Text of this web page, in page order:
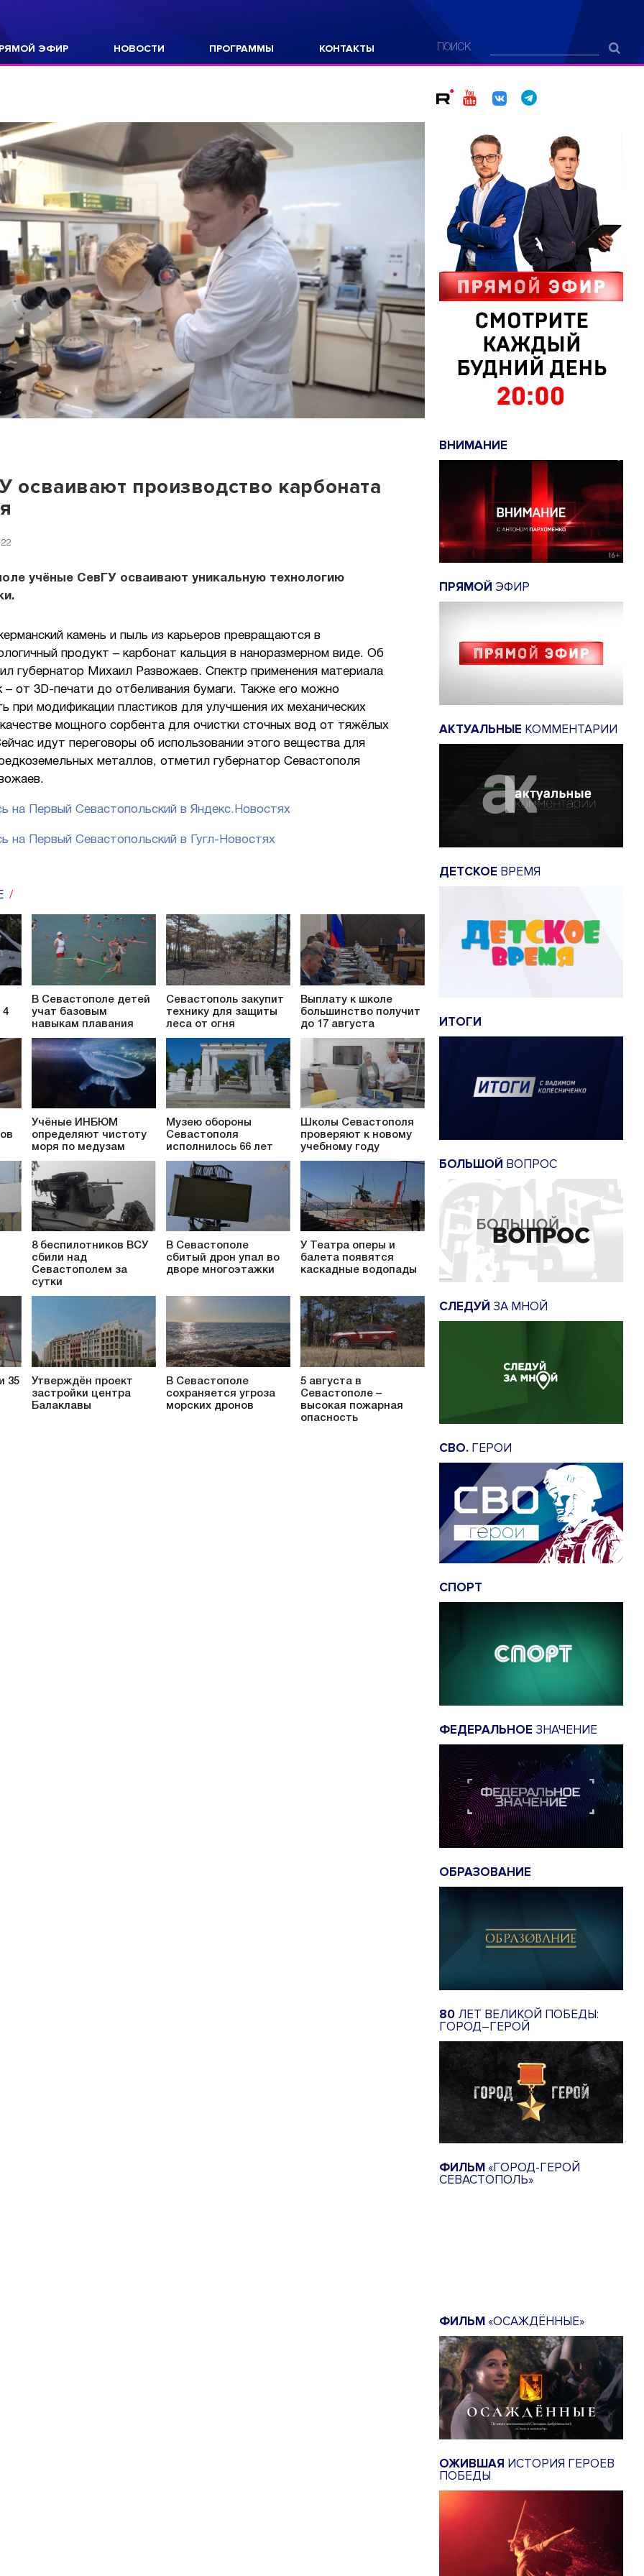
ЭФИР НОВОСТИ ПРОГРАММЫ КОНТАКТЫ ПОИСК
осваивают производство карбоната
учёные СевГУ осваивают уникальную технологию
камень и пыль из карьеров превращаются в
продукт – карбонат кальция в наноразмерном виде. Об
губернатор Михаил Развожаев. Спектр применения материала
– от 3D-печати до отбеливания бумаги. Также его можно
при модификации пластиков для улучшения их механических
мощного сорбента для очистки сточных вод от тяжёлых
идут переговоры об использовании этого вещества для
металлов, отметил губернатор Севастополя
на Первый Севастопольский в Яндекс.Новостях
на Первый Севастопольский в Гугл-Новостях
4
В Севастополе детей
учат базовым
навыкам плавания
Севастополь закупит
технику для защиты
леса от огня
Выплату к школе
большинство получит
до 17 августа
Учёные ИНБЮМ
определяют чистоту
моря по медузам
Музею обороны
Севастополя
исполнилось 66 лет
Школы Севастополя
проверяют к новому
учебному году
8 беспилотников ВСУ
сбили над
Севастополем за
сутки
В Севастополе
сбитый дрон упал во
дворе многоэтажки
У Театра оперы и
балета появятся
каскадные водопады
35
Утверждён проект
застройки центра
Балаклавы
В Севастополе
сохраняется угроза
морских дронов
5 августа в
Севастополе –
высокая пожарная
опасность
ВНИМАНИЕ
ПРЯМОЙ ЭФИР
АКТУАЛЬНЫЕ КОММЕНТАРИИ
ДЕТСКОЕ ВРЕМЯ
ИТОГИ
БОЛЬШОЙ ВОПРОС
СЛЕДУЙ ЗА МНОЙ
СВО. ГЕРОИ
СПОРТ
ФЕДЕРАЛЬНОЕ ЗНАЧЕНИЕ
ОБРАЗОВАНИЕ
80 ЛЕТ ВЕЛИКОЙ ПОБЕДЫ:
ГОРОД–ГЕРОЙ
ФИЛЬМ«ГОРОД-ГЕРОЙ
СЕВАСТОПОЛЬ»
ФИЛЬМ«ОСАЖДЁННЫЕ»
ОЖИВШАЯ ИСТОРИЯ ГЕРОЕВ
ПОБЕДЫ